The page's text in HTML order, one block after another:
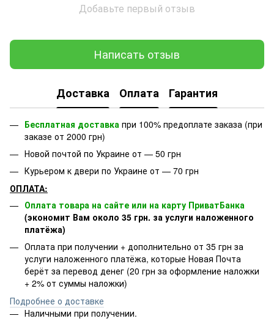
Добавьте первый отзыв
Написать отзыв
Доставка Оплата Гарантия
Бесплатная доставка при 100% предоплате заказа (при
заказе от 2000 грн)
Новой почтой по Украине от — 50 грн
Курьером к двери по Украине от — 70 грн
ОПЛАТА:
Оплата товара на сайте или на карту ПриватБанка
(экономит Вам около 35 грн. за услуги наложенного
платёжа)
Оплата при получении + дополнительно от 35 грн за
услуги наложенного платёжа, которые Новая Почта
берёт за перевод денег (20 грн за оформление наложки
+ 2% от суммы наложки)
Подробнее о доставке
Наличными при получении.